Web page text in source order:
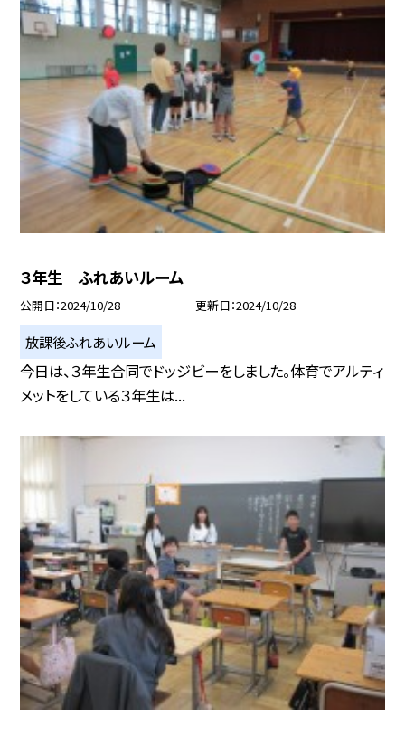
３年生 ふれあいルーム
公開日 2024/10/28 更新日 2024/10/28
放課後ふれあいルーム
今日は、３年生合同でドッジビーをしました。体育でアルティ
メットをしている３年生は...